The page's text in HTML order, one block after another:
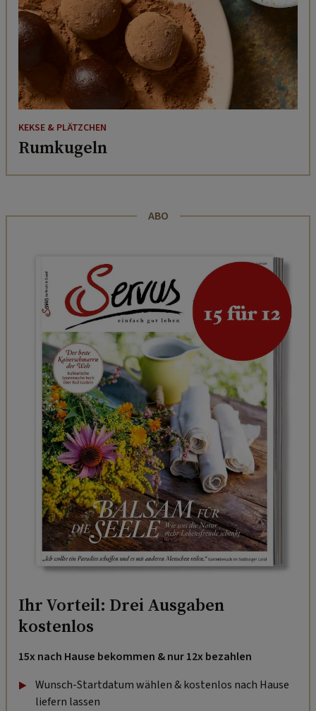
KEKSE & PLÄTZCHEN
Rumkugeln
ABO
Ihr Vorteil: Drei Ausgaben
kostenlos
15x nach Hause bekommen & nur 12x bezahlen
Wunsch-Startdatum wählen & kostenlos nach Hause
liefern lassen